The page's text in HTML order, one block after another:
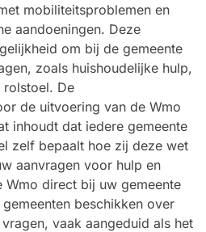
mobiliteitsproblemen en
aandoeningen. Deze
om bij de gemeente
zoals huishoudelijke hulp,
De
de uitvoering van de Wmo
inhoudt dat iedere gemeente
zelf bepaalt hoe zij deze wet
aanvragen voor hulp en
Wmo direct bij uw gemeente
beschikken over
vaak aangeduid als het